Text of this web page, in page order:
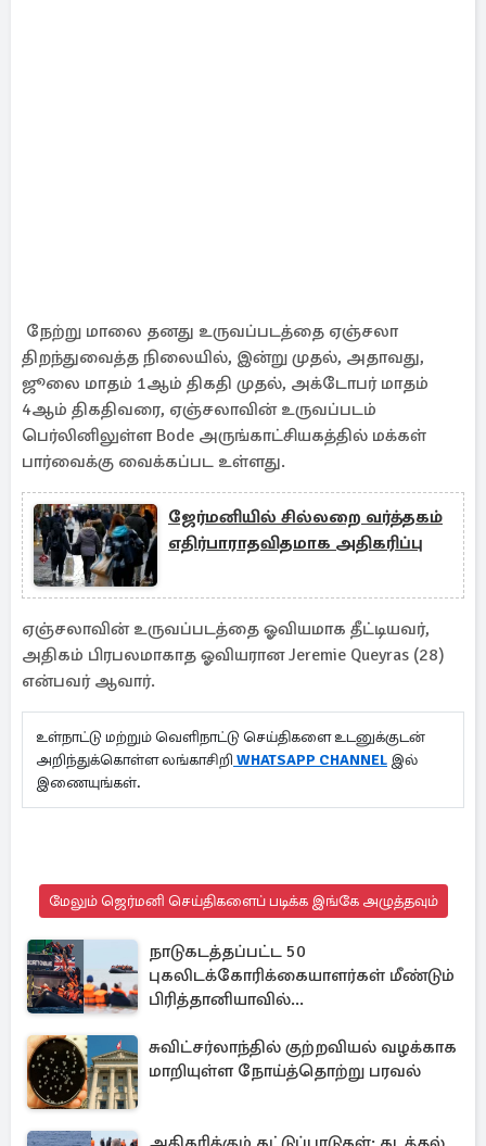
நேற்று மாலை தனது உருவப்படத்தை ஏஞ்சலா
திறந்துவைத்த நிலையில், இன்று முதல், அதாவது,
ஜூலை மாதம் 1ஆம் திகதி முதல், அக்டோபர் மாதம்
4ஆம் திகதிவரை, ஏஞ்சலாவின் உருவப்படம்
பெர்லினிலுள்ள Bode அருங்காட்சியகத்தில் மக்கள்
பார்வைக்கு வைக்கப்பட உள்ளது.
ஜேர்மனியில் சில்லறை வர்த்தகம்
எதிர்பாராதவிதமாக அதிகரிப்பு
ஏஞ்சலாவின் உருவப்படத்தை ஓவியமாக தீட்டியவர்,
அதிகம் பிரபலமாகாத ஓவியரான Jeremie Queyras (28)
என்பவர் ஆவார்.
உள்நாட்டு மற்றும் வெளிநாட்டு செய்திகளை உடனுக்குடன்
அறிந்துக்கொள்ள லங்காசிறி WHATSAPP CHANNEL இல்
இணையுங்கள்.
மேலும் ஜெர்மனி செய்திகளைப் படிக்க இங்கே அழுத்தவும்
நாடுகடத்தப்பட்ட 50
புகலிடக்கோரிக்கையாளர்கள் மீண்டும்
பிரித்தானியாவில்...
சுவிட்சர்லாந்தில் குற்றவியல் வழக்காக
மாறியுள்ள நோய்த்தொற்று பரவல்